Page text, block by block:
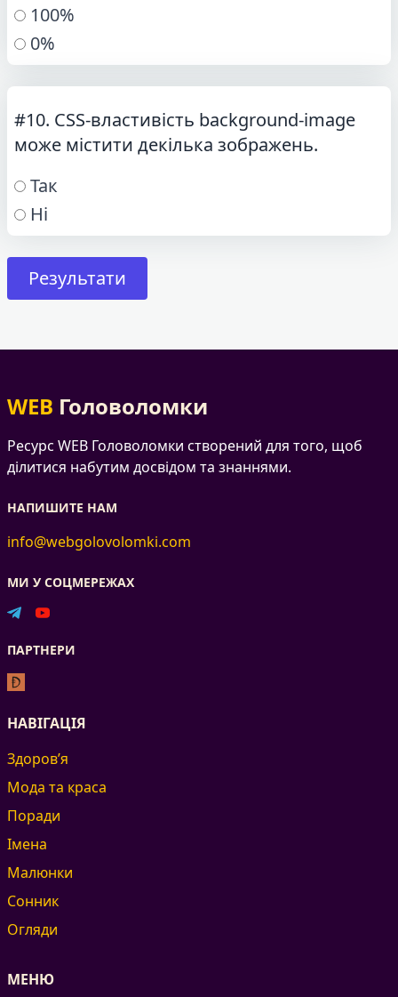
100%
0%
#10. CSS-властивість background-image
може містити декілька зображень.
Так
Ні
WEB Головоломки
Ресурс WEB Головоломки створений для того, щоб
ділитися набутим досвідом та знаннями.
НАПИШИТЕ НАМ
info@webgolovolomki.com
МИ У СОЦМЕРЕЖАХ
ПАРТНЕРИ
НАВІГАЦІЯ
Здоров’я
Мода та краса
Поради
Імена
Малюнки
Сонник
Огляди
МЕНЮ